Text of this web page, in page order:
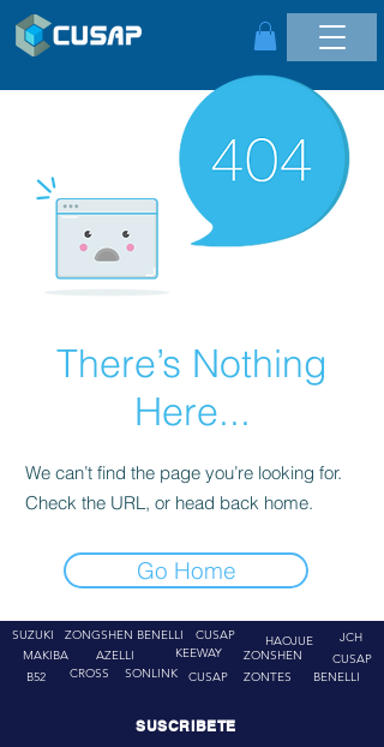
There’s Nothing
Here...
We can’t find the page you’re looking for.
Check the URL, or head back home.
Go Home
SUZUKI
ZONGSHEN
MAKIBA
AZELLI
BENELLI
CUSAP
KEEWAY
B52
CROSS SONLINK CUSAP
HAOJUE
JCH
ZONSHEN
ZONTES
CUSAP
BENELLI
SUSCRIBETE